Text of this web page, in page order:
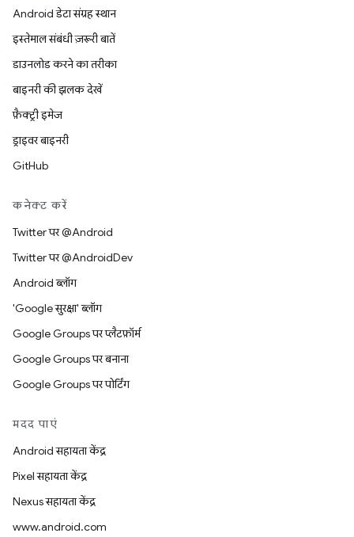
Android डेटा संग्रह स्थान
इस्तेमाल संबंधी ज़रूरी बातें
डाउनलोड करने का तरीका
बाइनरी की झलक देखें
फ़ैक्ट्री इमेज
ड्राइवर बाइनरी
GitHub
कनेक्ट करें
Twitter पर @Android
Twitter पर @AndroidDev
Android ब्लॉग
'Google सुरक्षा' ब्लॉग
Google Groups पर प्लैटफ़ॉर्म
Google Groups पर बनाना
Google Groups पर पोर्टिंग
मदद पाएं
Android सहायता केंद्र
Pixel सहायता केंद्र
Nexus सहायता केंद्र
www.android.com